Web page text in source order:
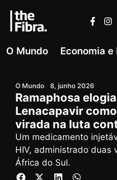
O Mundo Economia e
O Mundo 8, junho 2026
Ramaphosa
Lenacapavir
virada na luta
Um medicamento
HIV, administrado duas
África do Sul.